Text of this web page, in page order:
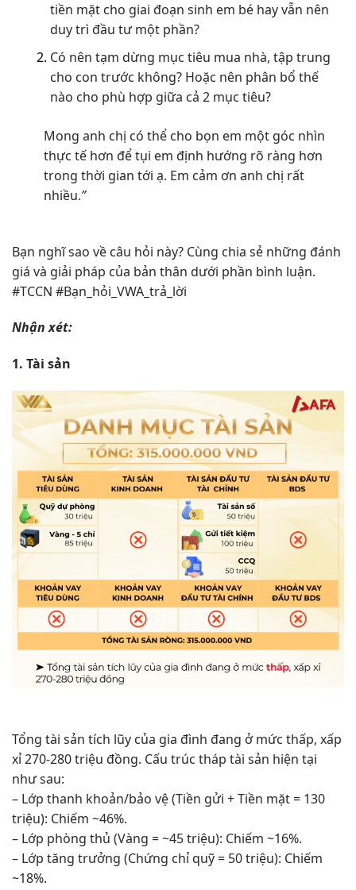
tiền mặt cho giai đoạn sinh em bé hay vẫn nên
duy trì đầu tư một phần?
Có nên tạm dừng mục tiêu mua nhà, tập trung
cho con trước không? Hoặc nên phân bổ thế
nào cho phù hợp giữa cả 2 mục tiêu?
Mong anh chị có thể cho bọn em một góc nhìn
thực tế hơn để tụi em định hướng rõ ràng hơn
trong thời gian tới ạ. Em cảm ơn anh chị rất
nhiều.”
Bạn nghĩ sao về câu hỏi này? Cùng chia sẻ những đánh
giá và giải pháp của bản thân dưới phần bình luận.
#TCCN #Bạn_hỏi_VWA_trả_lời
Nhận xét:
1. Tài sản
Tổng tài sản tích lũy của gia đình đang ở mức thấp, xấp
xỉ 270-280 triệu đồng. Cấu trúc tháp tài sản hiện tại
như sau:
– Lớp thanh khoản/bảo vệ (Tiền gửi + Tiền mặt = 130
triệu): Chiếm ~46%.
– Lớp phòng thủ (Vàng = ~45 triệu): Chiếm ~16%.
– Lớp tăng trưởng (Chứng chỉ quỹ = 50 triệu): Chiếm
~18%.